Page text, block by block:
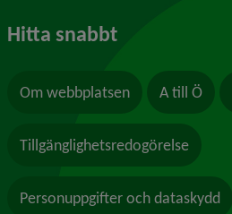
Hitta snabbt
Om webbplatsen A till Ö
Tillgänglighetsredogörelse
Personuppgifter och dataskydd